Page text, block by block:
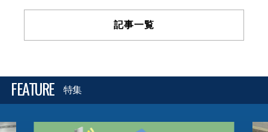
記事一覧
FEATURE 特集